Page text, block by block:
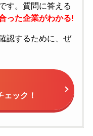
す。質問に答える
った企業がわかる!
認するために、ぜ
ック！